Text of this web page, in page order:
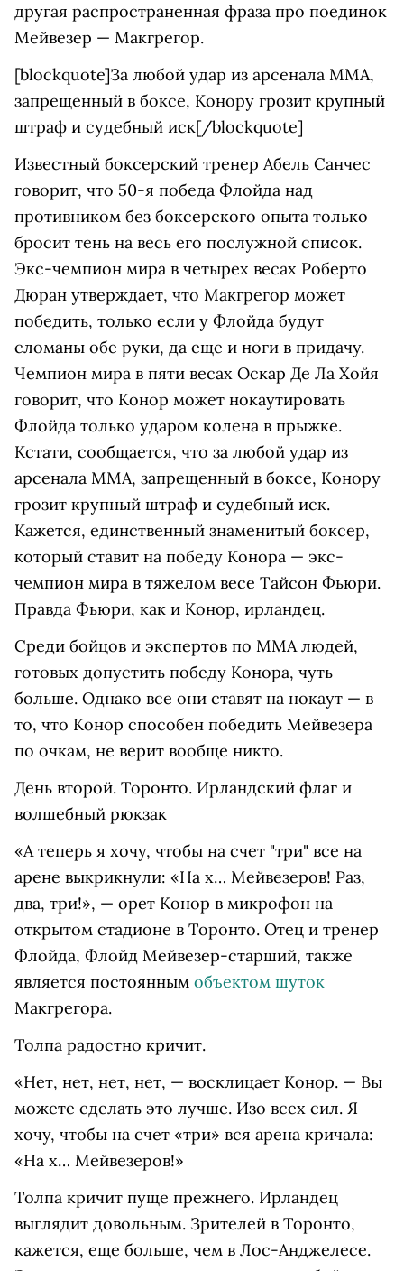
другая распространенная фраза про поединок
Мейвезер — Макгрегор.
[blockquote]За любой удар из арсенала ММА,
запрещенный в боксе, Конору грозит крупный
штраф и судебный иск[/blockquote]
Известный боксерский тренер Абель Санчес
говорит, что 50-я победа Флойда над
противником без боксерского опыта только
бросит тень на весь его послужной список.
Экс-чемпион мира в четырех весах Роберто
Дюран утверждает, что Макгрегор может
победить, только если у Флойда будут
сломаны обе руки, да еще и ноги в придачу.
Чемпион мира в пяти весах Оскар Де Ла Хойя
говорит, что Конор может нокаутировать
Флойда только ударом колена в прыжке.
Кстати, сообщается, что за любой удар из
арсенала ММА, запрещенный в боксе, Конору
грозит крупный штраф и судебный иск.
Кажется, единственный знаменитый боксер,
который ставит на победу Конора — экс-
чемпион мира в тяжелом весе Тайсон Фьюри.
Правда Фьюри, как и Конор, ирландец.
Среди бойцов и экспертов по ММА людей,
готовых допустить победу Конора, чуть
больше. Однако все они ставят на нокаут — в
то, что Конор способен победить Мейвезера
по очкам, не верит вообще никто.
День второй. Торонто. Ирландский флаг и
волшебный рюкзак
«А теперь я хочу, чтобы на счет "три" все на
арене выкрикнули: «На х… Мейвезеров! Раз,
два, три!», — орет Конор в микрофон на
открытом стадионе в Торонто. Отец и тренер
Флойда, Флойд Мейвезер-старший, также
является постоянным объектом шуток
Макгрегора.
Толпа радостно кричит.
«Нет, нет, нет, нет, — восклицает Конор. — Вы
можете сделать это лучше. Изо всех сил. Я
хочу, чтобы на счет «три» вся арена кричала:
«На х… Мейвезеров!»
Толпа кричит пуще прежнего. Ирландец
выглядит довольным. Зрителей в Торонто,
кажется, еще больше, чем в Лос-Анджелесе.